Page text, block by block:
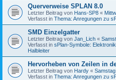
Querverweise SPLAN 8.0
Letzter Beitrag von Hans-SP8 «
Verfasst in Thema: Anregungen zu
SMD Einzelgatter
Letzter Beitrag von Jan_Lich «
Verfasst in sPlan-Symbole:
Halbleiter
Hervorheben von Zeilen in
Letzter Beitrag von Hardy «
Verfasst in Thema: Anregungen zu